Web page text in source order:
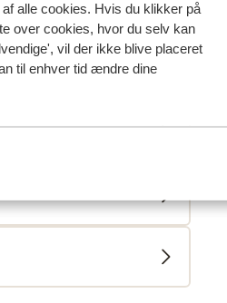
alle cookies. Hvis du klikker på
over cookies, hvor du selv kan
vil der ikke blive placeret
til enhver tid ændre dine
ca. 400 meter